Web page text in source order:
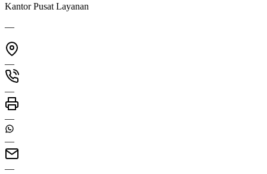
Kantor Pusat Layanan
—
—
—
—
—
—